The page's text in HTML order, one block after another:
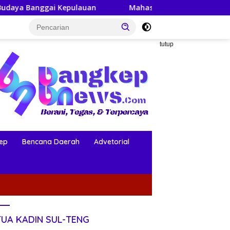
Mahasiswa KKN-PPM UGM Data Situs Makam
tutup
Bencana Daerah Advetorial
KADIN SUL-TENG